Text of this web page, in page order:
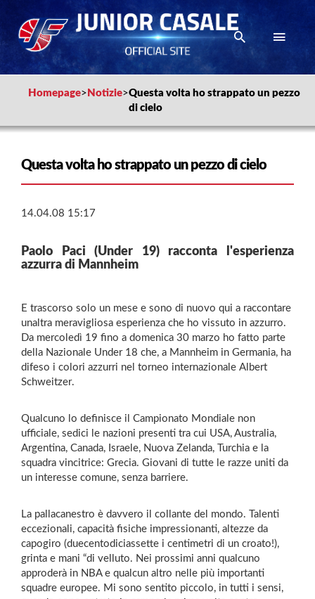
Homepage> Notizie>Questa volta ho strappato un pezzo
di cielo
Questa volta ho strappato un pezzo di cielo
14.04.08 15:17
Paolo Paci (Under 19) racconta l'esperienza
azzurra di Mannheim
E trascorso solo un mese e sono di nuovo qui a raccontare
unaltra meravigliosa esperienza che ho vissuto in azzurro.
Da mercoledì 19 fino a domenica 30 marzo ho fatto parte
della Nazionale Under 18 che, a Mannheim in Germania, ha
difeso i colori azzurri nel torneo internazionale Albert
Schweitzer.
Qualcuno lo definisce il Campionato Mondiale non
ufficiale, sedici le nazioni presenti tra cui USA, Australia,
Argentina, Canada, Israele, Nuova Zelanda, Turchia e la
squadra vincitrice: Grecia. Giovani di tutte le razze uniti da
un interesse comune, senza barriere.
La pallacanestro è davvero il collante del mondo. Talenti
eccezionali, capacità fisiche impressionanti, altezze da
capogiro (duecentodiciassette i centimetri di un croato!),
grinta e mani “di velluto. Nei prossimi anni qualcuno
approderà in NBA e qualcun altro nelle più importanti
squadre europee. Mi sono sentito piccolo, in tutti i sensi,